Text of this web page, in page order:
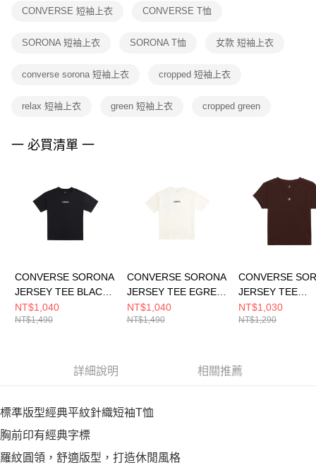
客戶支援中心」 https://netprotections.freshdesk.com/support/home
１．透過由恩沛科技股份有限公司提供之「AFTEE先享後付」服務完成之交
權轉讓予恩沛科技股份有限公司。
３．未成年的使用者請事先徵得法定代理人或監護人之同意方可使用
４．使用「AFTEE先享後付」時，將依據個別帳號之用戶狀況，依本公司即
５．嚴禁一人註冊多個帳號或使用他人資訊註冊。若發現惡意使用之情形，
恩沛科技股份有限公司將有權停止該用戶之使用額度並採取法律行動。
CONVERSE 短袖上衣 CONVERSE T恤
SORONA 短袖上衣 SORONA T恤 女款 短袖上衣
converse sorona 短袖上衣 cropped 短袖上衣
relax 短袖上衣 green 短袖上衣 cropped green
一 必買清單 一
CONVERSE SORONA
JERSEY TEE BLACK
男 短袖上衣 MCH600-
023
NT$1,040
NT$1,490
CONVERSE SORONA
JERSEY TEE EGRET
男 短袖上衣 MCH600-
W2Y
NT$1,040
NT$1,490
CONVERSE
JERSEY TEE
TOTALLY
袖上衣 女 咖啡色
NT$1,030
NT$1,290
詳細說明 相關推薦
標準版型經典平紋針織短袖T恤
胸前印有經典字標
羅紋圓領，舒適版型，打造休閒風格